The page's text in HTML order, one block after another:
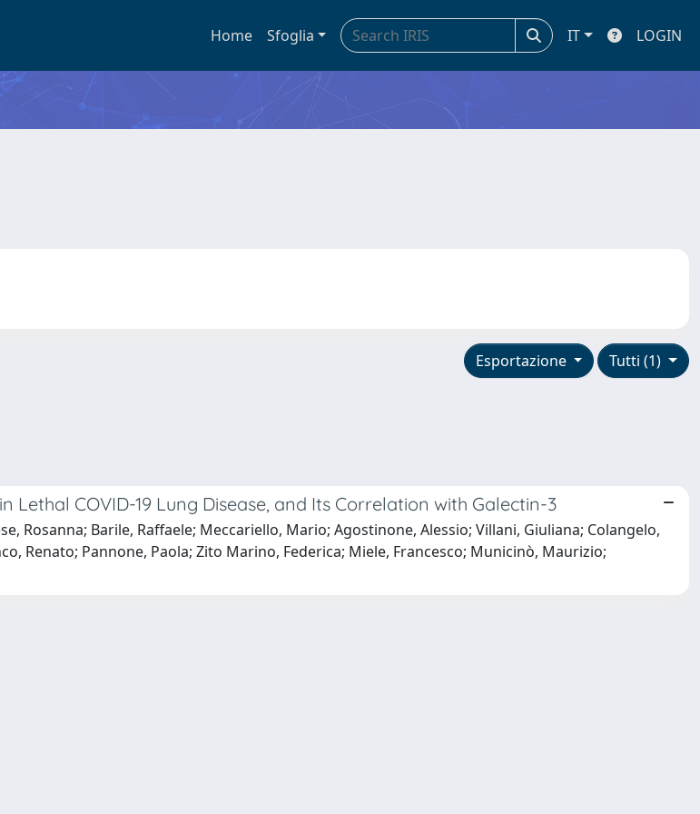
Home Sfoglia IT LOGIN
Tutti (1)
Esportazione
COVID-19 Lung Disease, and Its Correlation with Galectin-3
Rosanna; Barile, Raffaele; Meccariello, Mario; Agostinone, Alessio; Villani, Giuliana; Colangelo,
Renato; Pannone, Paola; Zito Marino, Federica; Miele, Francesco; Municinò, Maurizio;